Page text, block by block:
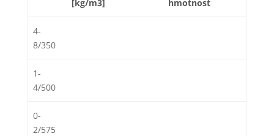
[kg/m3]
hmotnost
4-
8/350
1-
4/500
0-
2/575